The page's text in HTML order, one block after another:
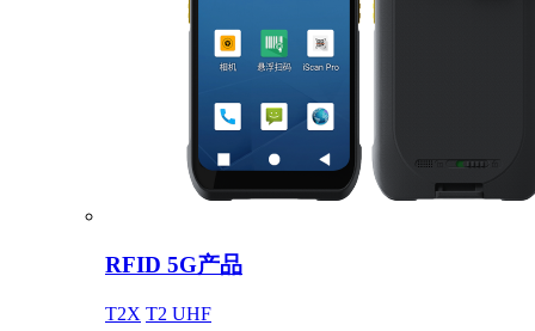
RFID 5G产品
T2X T2 UHF